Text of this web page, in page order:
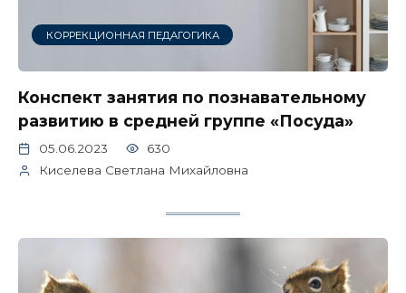
КОРРЕКЦИОННАЯ ПЕДАГОГИКА
Конспект занятия по познавательному
развитию в средней группе «Посуда»
05.06.2023
630
Киселева Светлана Михайловна